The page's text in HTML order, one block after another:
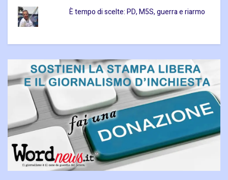
È tempo di scelte: PD, M5S, guerra e riarmo